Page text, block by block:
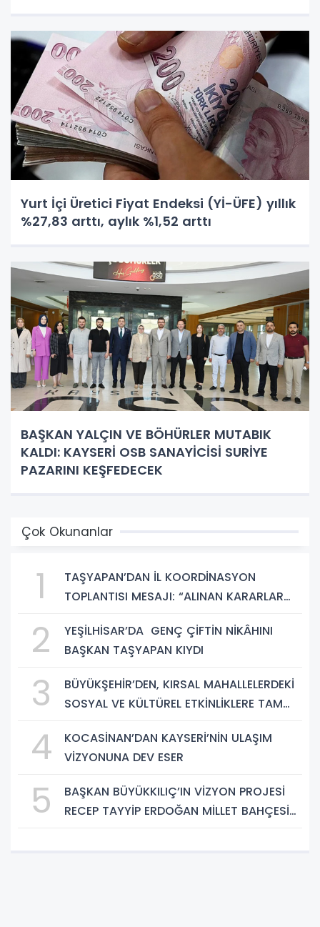
Yurt İçi Üretici Fiyat Endeksi (Yİ-ÜFE) yıllık
%27,83 arttı, aylık %1,52 arttı
BAŞKAN YALÇIN VE BÖHÜRLER MUTABIK
KALDI: KAYSERİ OSB SANAYİCİSİ SURİYE
PAZARINI KEŞFEDECEK
Çok Okunanlar
1
TAŞYAPAN’DAN İL KOORDİNASYON
TOPLANTISI MESAJI: “ALINAN KARARLAR
2
YEŞİLHİSAR’DA GENÇ ÇİFTİN NİKÂHINI
BAŞKAN TAŞYAPAN KIYDI
3
BÜYÜKŞEHİR’DEN, KIRSAL MAHALLELERDEKİ
SOSYAL VE KÜLTÜREL ETKİNLİKLERE TAM
4
KOCASİNAN’DAN KAYSERİ’NİN ULAŞIM
VİZYONUNA DEV ESER
5
BAŞKAN BÜYÜKKILIÇ’IN VİZYON PROJESİ
RECEP TAYYİP ERDOĞAN MİLLET BAHÇESİ